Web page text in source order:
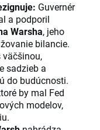
Guvernér
a podporil
Warsha, jeho
bilancie.
väčšinou,
sadzieb a
do budúcnosti.
by mal Fed
modelov,